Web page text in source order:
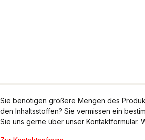
Sie benötigen größere Mengen des
den Inhaltsstoffen? Sie vermissen ein
Sie uns gerne über unser Kontaktformular.